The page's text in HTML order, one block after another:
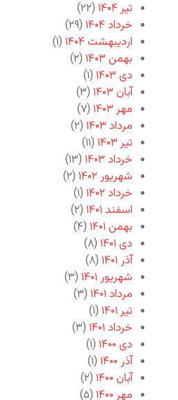
تیر ۱۴۰۴
(۲۲)
خرداد ۱۴۰۴
(۲۹)
اردیبهشت ۱۴۰۴
(۱)
بهمن ۱۴۰۳
(۲)
دی ۱۴۰۳
(۱)
آبان ۱۴۰۳
(۳)
مهر ۱۴۰۳
(۷)
مرداد ۱۴۰۳
(۲)
تیر ۱۴۰۳
(۱۱)
خرداد ۱۴۰۳
(۱۳)
شهریور ۱۴۰۲
(۲)
خرداد ۱۴۰۲
(۱)
اسفند ۱۴۰۱
(۲)
بهمن ۱۴۰۱
(۴)
دی ۱۴۰۱
(۸)
آذر ۱۴۰۱
(۸)
شهریور ۱۴۰۱
(۳)
مرداد ۱۴۰۱
(۳)
تیر ۱۴۰۱
(۱)
خرداد ۱۴۰۱
(۳)
دی ۱۴۰۰
(۱)
آذر ۱۴۰۰
(۱)
آبان ۱۴۰۰
(۲)
مهر ۱۴۰۰
(۵)